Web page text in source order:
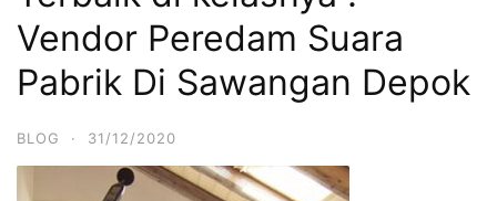
Vendor Peredam Suara
Pabrik Di Sawangan Depok
BLOG · 31/12/2020